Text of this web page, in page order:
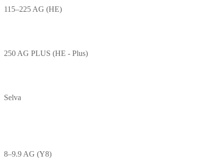
115–225 AG (HE)
250 AG PLUS (HE - Plus)
Selva
8–9.9 AG (Y8)